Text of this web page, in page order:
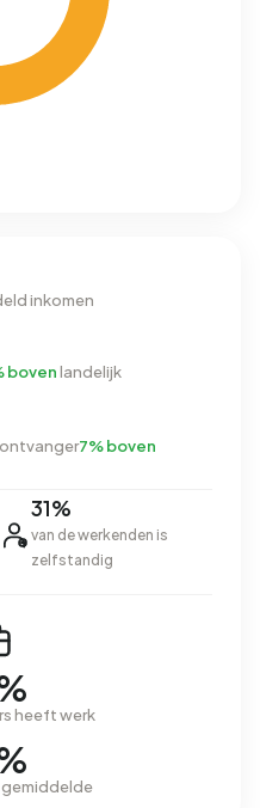
inkomen
bovenlandelijk
7% boven
31%
van de werkenden is
zelfstandig
heeft werk
gemiddelde